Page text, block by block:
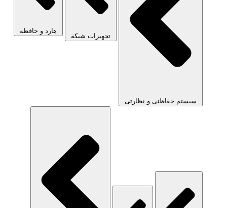
سیستم حفاظتی و نظارتی
تجهیزات شبکه
هارد و حافظه